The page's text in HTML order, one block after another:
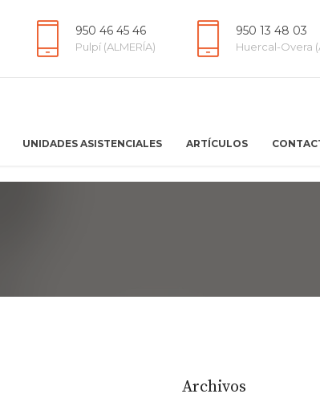
950 46 45 46
Pulpí (ALMERÍA)
950 13 48 03
Huercal-Overa
UNIDADES ASISTENCIALES ARTÍCULOS
Archivos